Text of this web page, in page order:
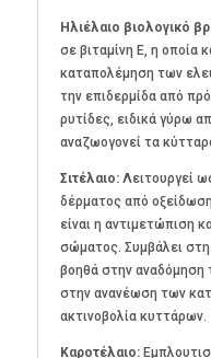
Ηλιέλαιο βιολογικό
σε βιταμίνη Ε, η οποία
καταπολέμηση των
την επιδερμίδα από
ρυτίδες, ειδικά γύρω
αναζωογονεί τα
Σιτέλαιο: Λειτουργεί
δέρματος από
είναι η αντιμετώπιση
σώματος. Συμβάλει
βοηθά στην αναδόμηση
στην ανανέωση των
ακτινοβολία κυττάρων.
Καροτέλαιο: